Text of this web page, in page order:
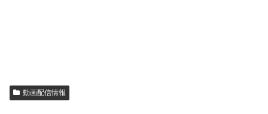
動画配信情報